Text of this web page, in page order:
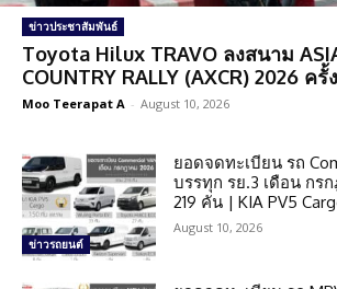
ข่าวประชาสัมพันธ์
Toyota Hilux TRAVO ลงสนาม
COUNTRY RALLY (AXCR) 2026 ครั้
Moo Teerapat A - August 10, 2026
ข่าวรถยนต์
ยอดจดทะเบียน รถ
บรรทุก รย.3 เดือน กร
219 คัน | KIA PV5
August 10, 2026